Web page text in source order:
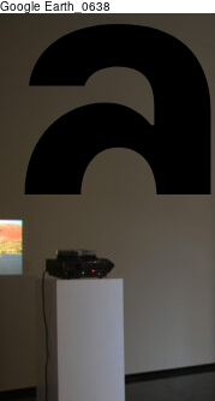
Google Earth_0638